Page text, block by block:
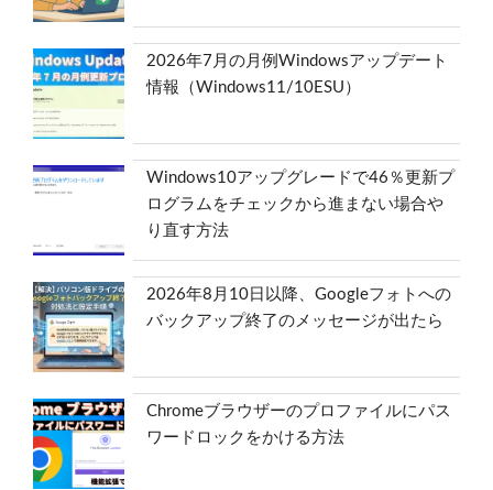
2026年7月の月例Windowsアップデート
情報（Windows11/10ESU）
Windows10アップグレードで46％更新プ
ログラムをチェックから進まない場合や
り直す方法
2026年8月10日以降、Googleフォトへの
バックアップ終了のメッセージが出たら
Chromeブラウザーのプロファイルにパス
ワードロックをかける方法